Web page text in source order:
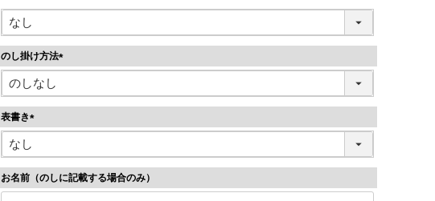
のし掛け方法
(
表書き
(
必
お名前（のしに記載する場合のみ）